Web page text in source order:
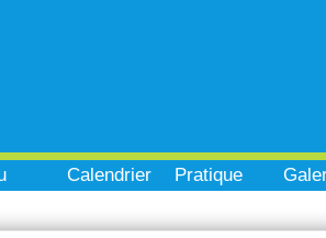
Calendrier Pratique